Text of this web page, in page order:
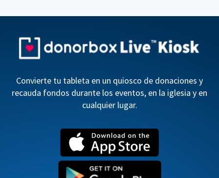
Convierte tu tableta en un quiosco de donaciones y
recauda fondos durante los eventos, en la iglesia y en
cualquier lugar.